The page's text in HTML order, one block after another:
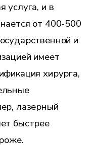
услуга, и в
от 400-500
и
имеет
хирурга,
лазерный
быстрее